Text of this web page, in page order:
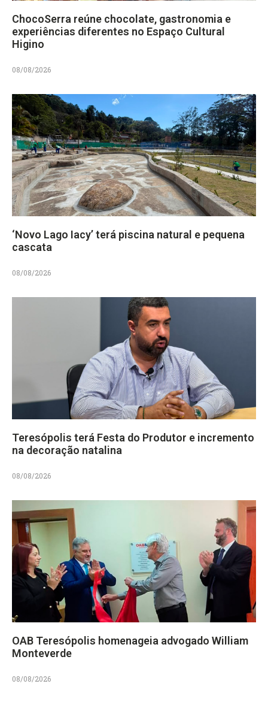
ChocoSerra reúne chocolate, gastronomia e
experiências diferentes no Espaço Cultural
Higino
08/08/2026
‘Novo Lago Iacy’ terá piscina natural e pequena
cascata
08/08/2026
Teresópolis terá Festa do Produtor e incremento
na decoração natalina
08/08/2026
OAB Teresópolis homenageia advogado William
Monteverde
08/08/2026